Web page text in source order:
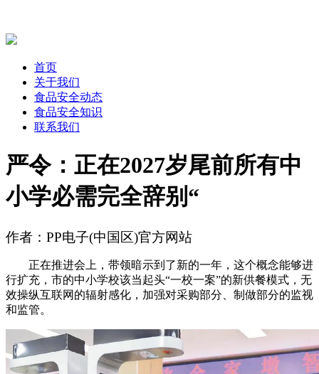
首页
关于我们
食品安全动态
食品安全知识
联系我们
严令：正在2027岁尾前所有中
小学必需完全辞别“
作者：PP电子(中国区)官方网站
正在推进会上，带领暗示到了新的一年，这个概念能够进
行扩充，市的中小学校该当起头“一校一案”的新供餐模式，无
效操纵互联网的辐射感化，加强对采购部分、制做部分的监视
和监管。